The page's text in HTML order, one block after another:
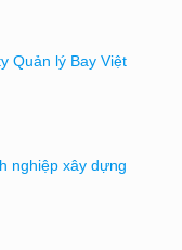
Quản lý Bay Việt
nghiệp xây dựng